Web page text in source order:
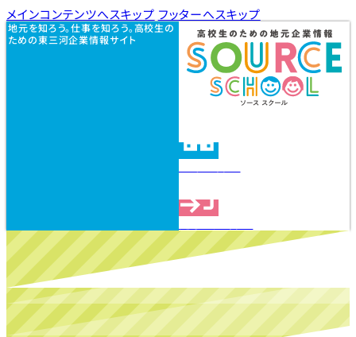
メインコンテンツへスキップ フッターへスキップ
地元を知ろう。仕事を知ろう。高校生の
ための東三河企業情報サイト